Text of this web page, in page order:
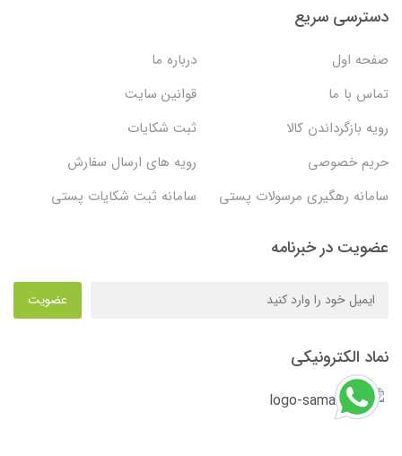
دسترسی سریع
صفحه اول
درباره ما
تماس با ما
قوانین سایت
رویه بازگرداندن کالا
ثبت شکایات
حریم خصوصی
رویه های ارسال سفارش
سامانه رهگیری مرسولات پستی
سامانه ثبت شکایات پستی
عضویت در خبرنامه
عضویت
نماد الکترونیکی